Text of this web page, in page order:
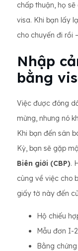
chấp thuận, họ
visa. Khi bạn lấy
cho chuyến đi rồi
Nhập
bằng
Việc được đóng
mừng, nhưng nó
Khi bạn đến sân
Kỳ, bạn sẽ gặp
Biên giới (CBP).
cùng về việc cho
giấy tờ này đến
Hộ chiếu
Mẫu đơn I-
Bằng